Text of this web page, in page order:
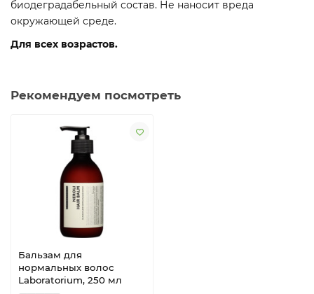
биодеградабельный состав. Не наносит вреда
окружающей среде.
Для всех возрастов.
Рекомендуем посмотреть
Бальзам для
нормальных волос
Laboratorium, 250 мл